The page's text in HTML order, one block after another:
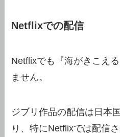
Netflixでの配信
Netflixでも『海がきこえ
ません。
ジブリ作品の配信は日本
り、特にNetflixでは配信